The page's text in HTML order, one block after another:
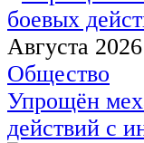
Августа
Общество
Упрощён
действий с